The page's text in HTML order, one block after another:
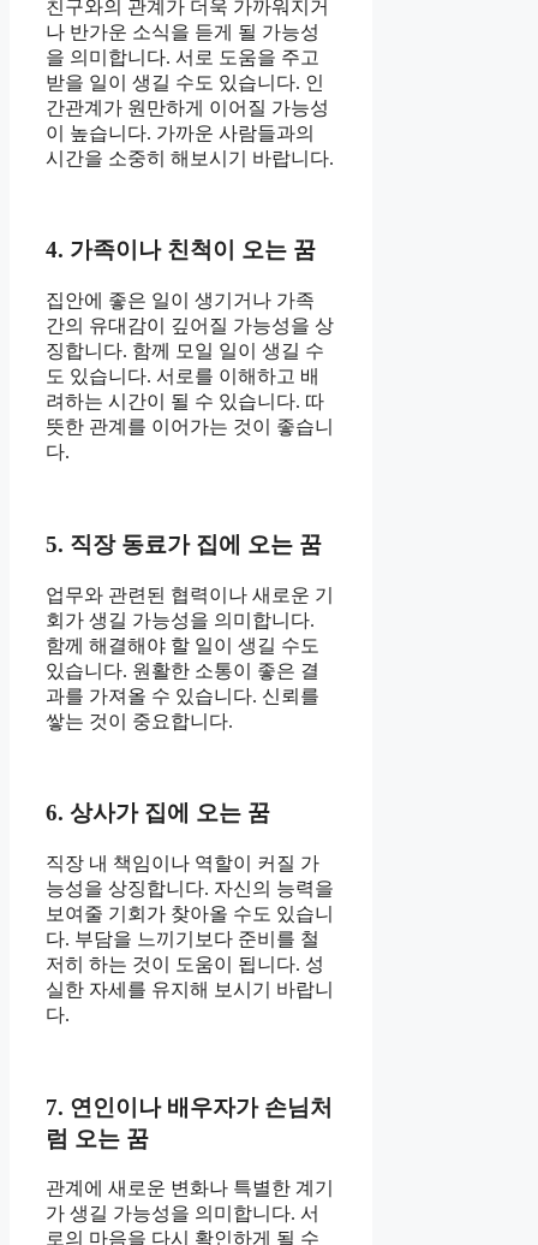
친구와의 관계가 더욱 가까워지거
나 반가운 소식을 듣게 될 가능성
을 의미합니다. 서로 도움을 주고
받을 일이 생길 수도 있습니다. 인
간관계가 원만하게 이어질 가능성
이 높습니다. 가까운 사람들과의
시간을 소중히 해보시기 바랍니다.
4. 가족이나 친척이 오는 꿈
집안에 좋은 일이 생기거나 가족
간의 유대감이 깊어질 가능성을 상
징합니다. 함께 모일 일이 생길 수
도 있습니다. 서로를 이해하고 배
려하는 시간이 될 수 있습니다. 따
뜻한 관계를 이어가는 것이 좋습니
다.
5. 직장 동료가 집에 오는 꿈
업무와 관련된 협력이나 새로운 기
회가 생길 가능성을 의미합니다.
함께 해결해야 할 일이 생길 수도
있습니다. 원활한 소통이 좋은 결
과를 가져올 수 있습니다. 신뢰를
쌓는 것이 중요합니다.
6. 상사가 집에 오는 꿈
직장 내 책임이나 역할이 커질 가
능성을 상징합니다. 자신의 능력을
보여줄 기회가 찾아올 수도 있습니
다. 부담을 느끼기보다 준비를 철
저히 하는 것이 도움이 됩니다. 성
실한 자세를 유지해 보시기 바랍니
다.
7. 연인이나 배우자가 손님처
럼 오는 꿈
관계에 새로운 변화나 특별한 계기
가 생길 가능성을 의미합니다. 서
로의 마음을 다시 확인하게 될 수